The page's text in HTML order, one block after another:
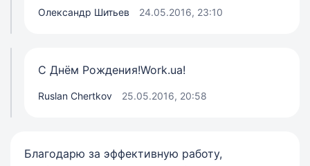
Олександр Шитьев 24.05.2016, 23:10
С Днём Рождения!Work.ua!
Ruslan Chertkov 25.05.2016, 20:58
Благодарю за эффективную работу,